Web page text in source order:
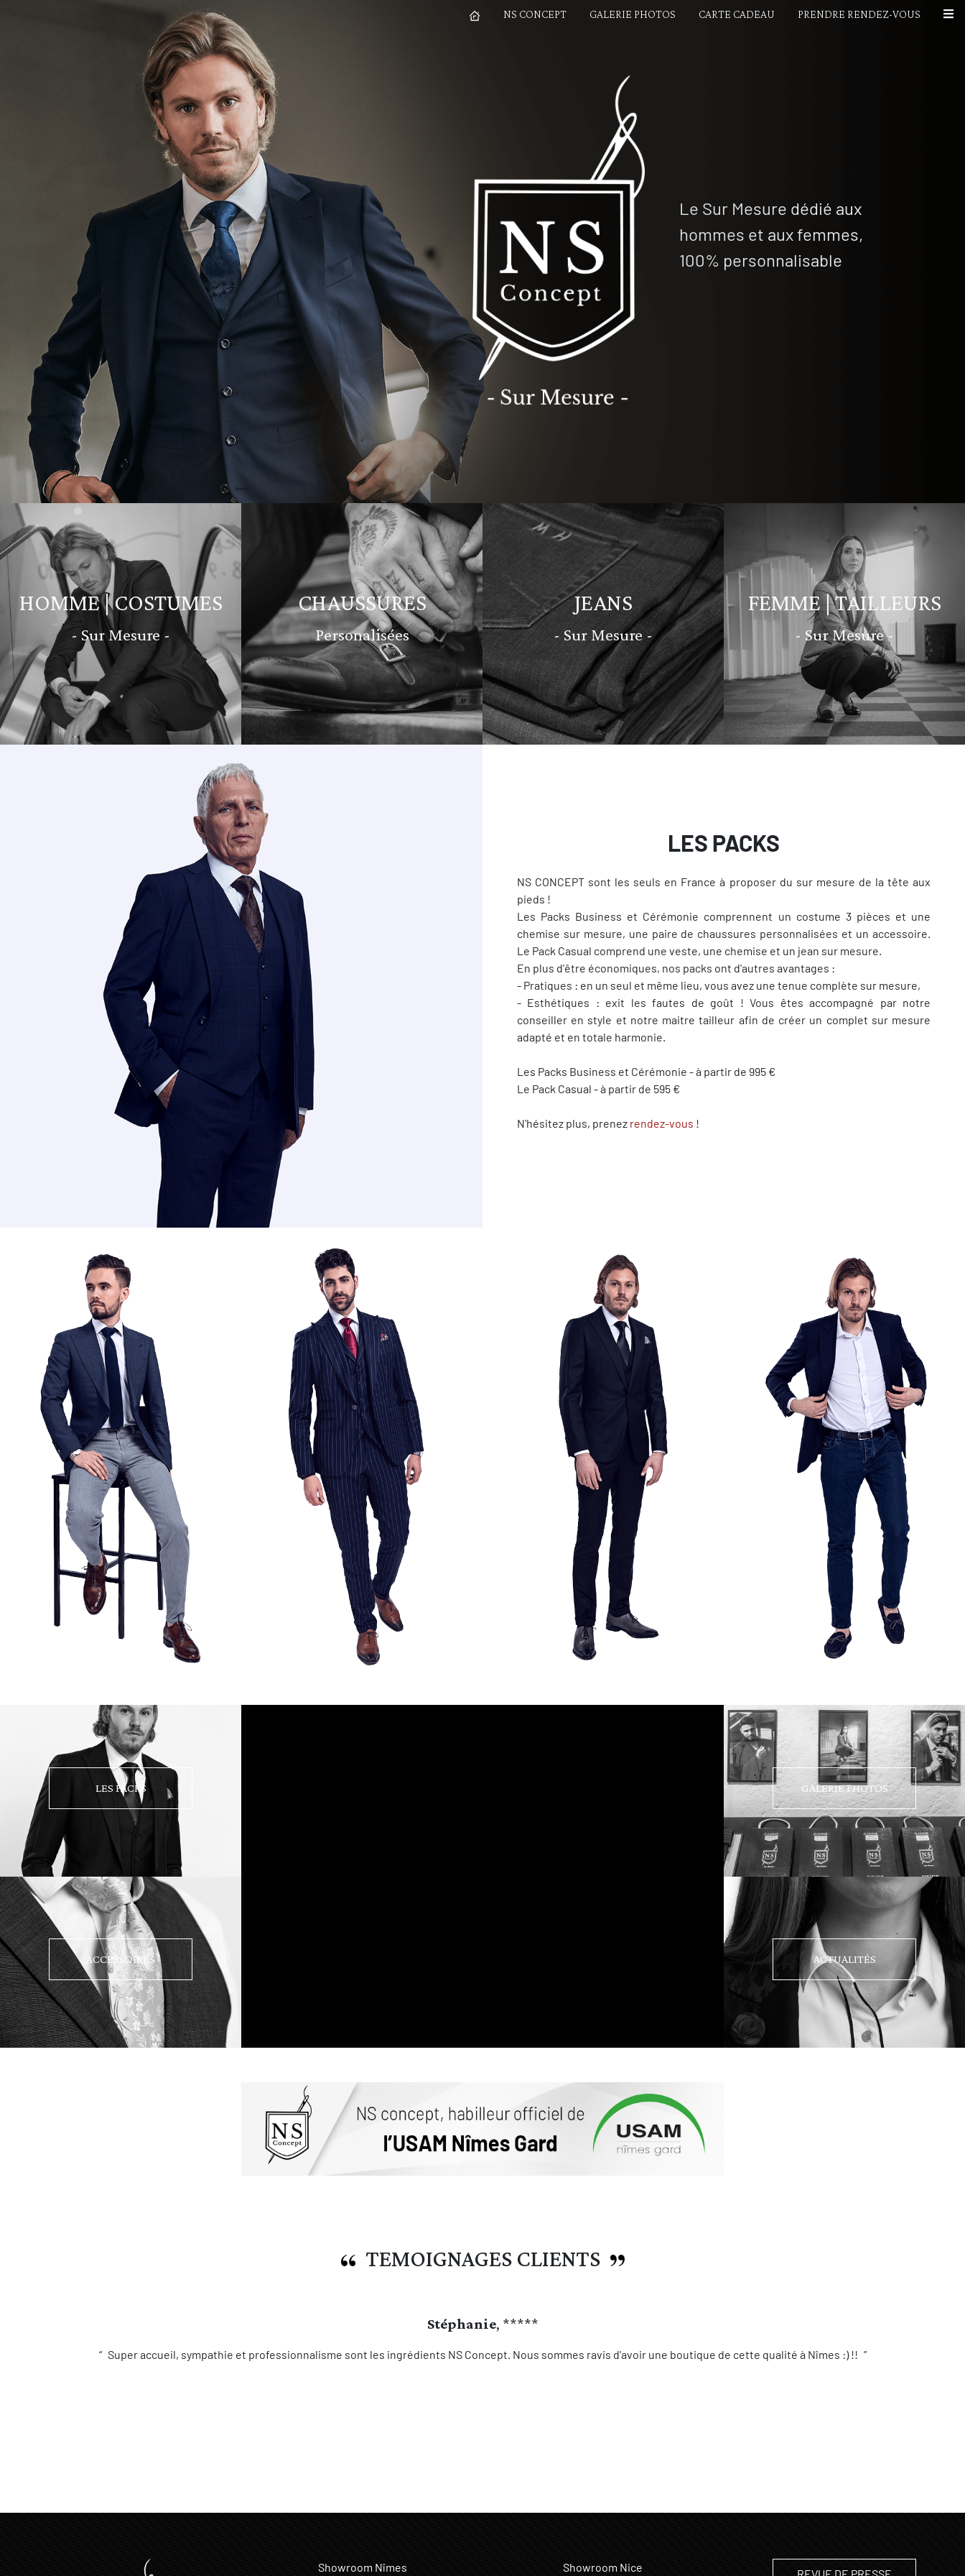
NS CONCEPT GALERIE PHOTOS CARTE CADEAU PRENDRE RENDEZ-VOUS
Le Sur Mesure dédié aux
hommes et aux femmes,
100% personnalisable
HOMME | COSTUMES
- Sur Mesure -
CHAUSSURES
Personalisées
JEANS
- Sur Mesure -
FEMME | TAILLEURS
- Sur Mesure -
LES PACKS
NS CONCEPT sont les seuls en France à proposer du sur mesure de la tête aux
pieds !
Les Packs Business et Cérémonie comprennent un costume 3 pièces et une
chemise sur mesure, une paire de chaussures personnalisées et un accessoire.
Le Pack Casual comprend une veste, une chemise et un jean sur mesure.
En plus d'être économiques, nos packs ont d'autres avantages :
- Pratiques : en un seul et même lieu, vous avez une tenue complète sur mesure,
- Esthétiques : exit les fautes de goût ! Vous êtes accompagné par notre
conseiller en style et notre maitre tailleur afin de créer un complet sur mesure
adapté et en totale harmonie.
Les Packs Business et Cérémonie - à partir de 995 €
Le Pack Casual - à partir de 595 €
N'hésitez plus, prenez rendez-vous !
LES PACKS
ACCESSOIRES
GALERIE PHOTOS
ACTUALITÉS
TEMOIGNAGES CLIENTS
Stéphanie, *****
Super accueil, sympathie et professionnalisme sont les ingrédients NS Concept. Nous sommes ravis d'avoir une boutique de cette qualité à Nîmes :) !!
Showroom Nîmes Showroom Nice REVUE DE PRESSE